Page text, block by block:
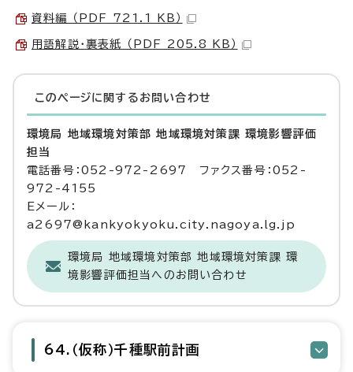
資料編 （PDF 721.1 KB）
用語解説・裏表紙 （PDF 205.8 KB）
このページに関する お問い合わせ
環境局 地域環境対策部 地域環境対策課 環境影響評価
担当
電話番号：052-972-2697 ファクス番号：052-
972-4155
Eメール：
a2697@kankyokyoku.city.nagoya.lg.jp
環境局 地域環境対策部 地域環境対策課 環
境影響評価担当へのお問い合わせ
64.（仮称）千種駅前計画